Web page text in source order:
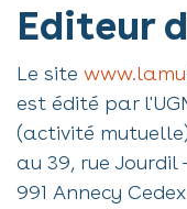
Editeur
Le site
est édité par
(activité
au 39, rue Jourdil
991 Annecy